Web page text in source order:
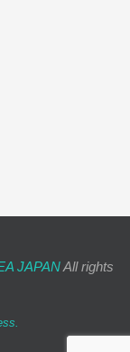
JAPANAll rights